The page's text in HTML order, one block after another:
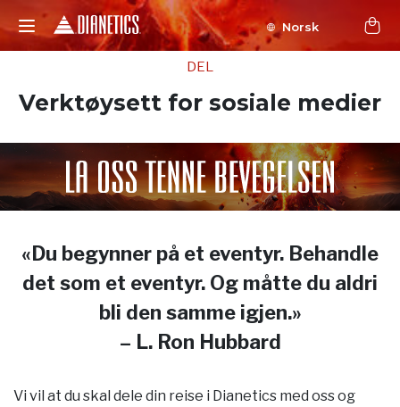
Norsk
DEL
Verktøysett for sosiale medier
«Du begynner på et eventyr. Behandle
det som et eventyr. Og måtte du aldri
bli den samme igjen.»
– L. Ron Hubbard
Vi vil at du skal dele din reise i Dianetics med oss og